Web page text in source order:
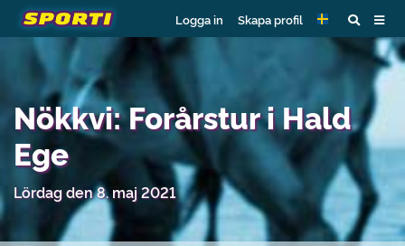
Logga in Skapa profil
Nökkvi: Forårstur i Hald
Ege
Lördag den 8. maj 2021